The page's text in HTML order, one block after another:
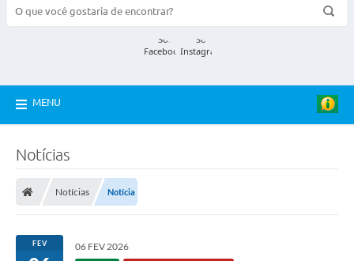
MENU
Notícias
Notícias Notícia
FEV 06 FEV 2026